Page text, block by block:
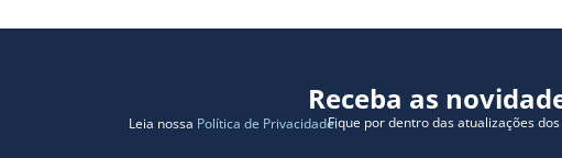
Receba as
Fique por dentro das atualizações
Leia nossa Política de Privacidade.